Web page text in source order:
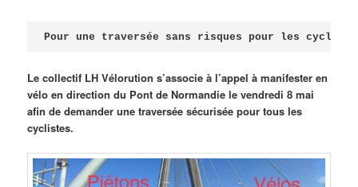
Pour une traversée sans risques pour les
Le collectif LH Vélorution s’associe à l’appel à manifester en
vélo en direction du Pont de Normandie le vendredi 8 mai
afin de demander une traversée sécurisée pour tous les
cyclistes.